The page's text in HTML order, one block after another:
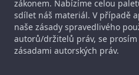
zákonem. Nabízíme celou
sdílet náš materiál. V případě
naše zásady spravedlivého
autorů/držitelů práv, se
zásadami autorských práv.